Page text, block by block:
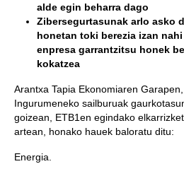
alde egin beharra dago
Zibersegurtasunak arlo asko
honetan toki berezia izan
enpresa garrantzitsu honek
kokatzea
Arantxa Tapia Ekonomiaren
Ingurumeneko sailburuak
goizean, ETB1en egindako
artean, honako hauek baloratu ditu:
Energia.